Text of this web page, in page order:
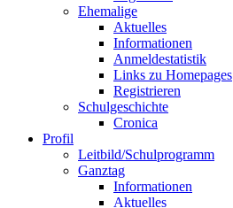
Ehemalige
Aktuelles
Informationen
Anmeldestatistik
Links zu Homepages
Registrieren
Schulgeschichte
Cronica
Profil
Leitbild/Schulprogramm
Ganztag
Informationen
Aktuelles